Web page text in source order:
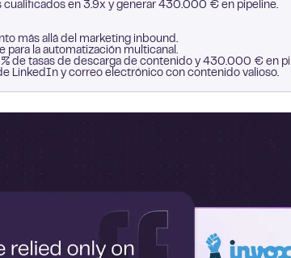
cualificados en 3.9x y generar 430.000 € en pipeline.
más allá del marketing inbound.
para la automatización multicanal.
de tasas de descarga de contenido y 430.000 € en
LinkedIn y correo electrónico con contenido valioso.